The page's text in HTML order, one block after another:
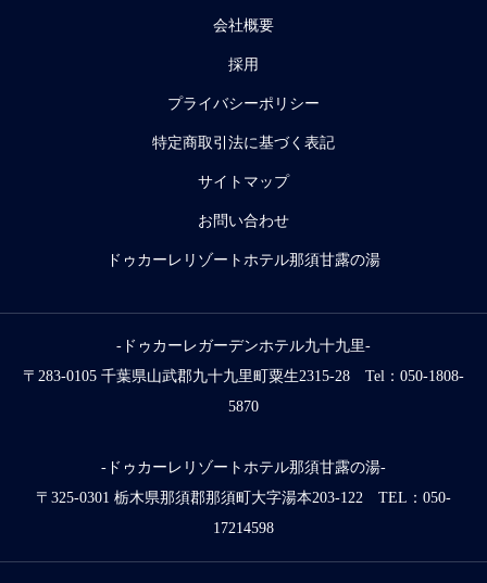
会社概要
採用
プライバシーポリシー
特定商取引法に基づく表記
サイトマップ
お問い合わせ
ドゥカーレリゾートホテル那須甘露の湯
-ドゥカーレガーデンホテル九十九里-
〒283-0105 千葉県山武郡九十九里町粟生2315-28 Tel：050-1808-
5870
-ドゥカーレリゾートホテル那須甘露の湯-
〒325-0301 栃木県那須郡那須町大字湯本203-122 TEL：050-
17214598